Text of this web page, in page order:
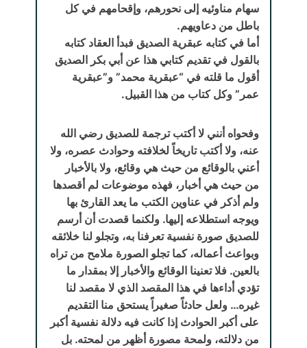
سهام مناوئيه إلى نحورهم، وإقحامهم في كل
باطل من دعاويهم.
أما في كتابه عبقرية الصديق فبدأ العقاد كتابه
بالقول في تقديم كتابي هذا عن أبي بكر الصديق
أقول ما قلته في “عبقرية محمد” و”عبقرية
عمر” وكل كتاب من هذا القبيل.
وفحواه أنني لا أكتب ترجمة للصديق رضي الله
عنه، ولا أكتب تاريخاً لخلافته وحوادث عصره، ولا
أعني بالوقائع من حيث هي وقائع، ولا بالأخبار
من حيث هي أخبار، فهذه موضوعات لم أقصدها
ولم أذكر في عناوين الكتب ما يعد القارئ بها
ويوجه استطلاعه إليها. ولكنما قصدت أن أرسم
للصديق صورة نفسية تعرفنا به، وتجلو لنا خلائقه
وبواعث أعماله، كما تجلو الصورة ملامح من تراه
بالعين. فلا تعنينا الوقائع والأخبار إلا بمقدار ما
تؤدي أداءها في هذا المقصد الذي لا مقصد لنا
غيره… ولعل حادثاً صغيراً يستحق منا التقديم
على أكبر الحوادث إذا كانت فيه دلالة نفسية أكبر
من دلالته، ولمحة مصورة أظهر من لمحته. بل